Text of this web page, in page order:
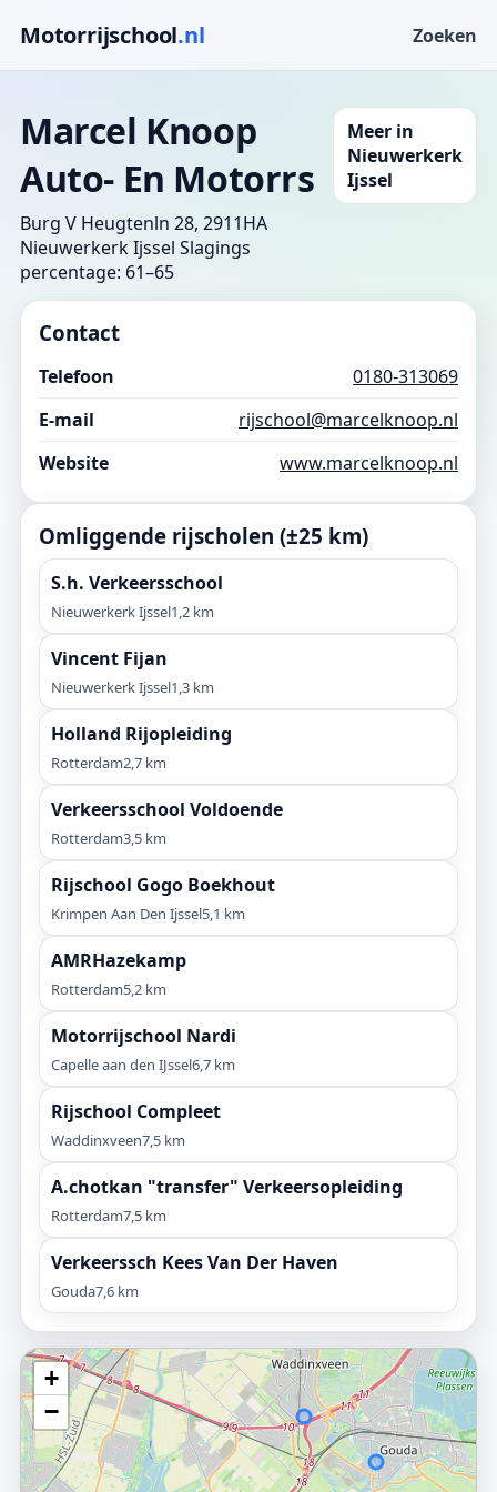
Motorrijschool.nl Zoeken
Marcel Knoop
Auto- En Motorrs
Burg V Heugtenln 28, 2911HA
Nieuwerkerk Ijssel Slagings
percentage: 61–65
Meer in
Nieuwerkerk
Ijssel
Contact
Telefoon
0180-313069
E-mail
rijschool@marcelknoop.nl
Website
www.marcelknoop.nl
Omliggende rijscholen (±25 km)
S.h. Verkeersschool
Nieuwerkerk Ijssel1,2 km
Vincent Fijan
Nieuwerkerk Ijssel1,3 km
Holland Rijopleiding
Rotterdam2,7 km
Verkeersschool Voldoende
Rotterdam3,5 km
Rijschool Gogo Boekhout
Krimpen Aan Den Ijssel5,1 km
AMRHazekamp
Rotterdam5,2 km
Motorrijschool Nardi
Capelle aan den IJssel6,7 km
Rijschool Compleet
Waddinxveen7,5 km
A.chotkan "transfer" Verkeersopleiding
Rotterdam7,5 km
Verkeerssch Kees Van Der Haven
Gouda7,6 km
+
−